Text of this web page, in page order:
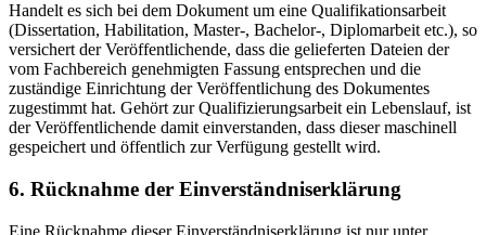
Handelt es sich bei dem Dokument um eine Qualifikationsarbeit
(Dissertation, Habilitation, Master-, Bachelor-, Diplomarbeit etc.), so
versichert der Veröffentlichende, dass die gelieferten Dateien der
vom Fachbereich genehmigten Fassung entsprechen und die
zuständige Einrichtung der Veröffentlichung des Dokumentes
zugestimmt hat. Gehört zur Qualifizierungsarbeit ein Lebenslauf, ist
der Veröffentlichende damit einverstanden, dass dieser maschinell
gespeichert und öffentlich zur Verfügung gestellt wird.
6. Rücknahme der Einverständniserklärung
Eine Rücknahme dieser Einverständniserklärung ist nur unter